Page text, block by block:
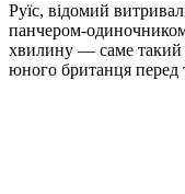
Руїс, відомий
панчером-
хвилину — саме такий
юного британця